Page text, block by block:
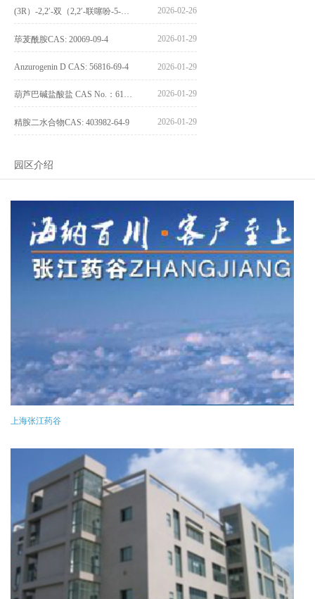
2026-02-26
荜茇酰胺CAS: 20069-09-4 2026-01-29
Anzurogenin D CAS: 56816-69-4 2026-01-29
2026-01-29
精胺二水合物CAS: 403982-64-9 2026-01-29
园区介绍
上海张江药谷